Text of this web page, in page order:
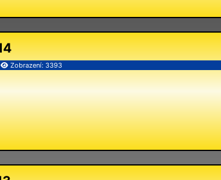
Zobrazení: 3393